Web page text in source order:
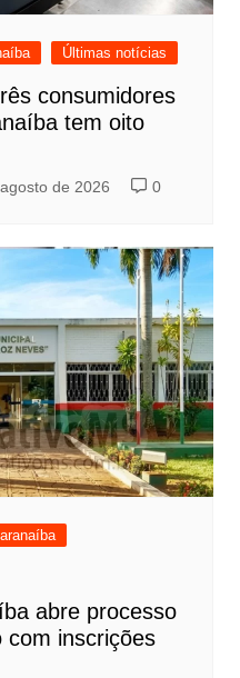
Últimas notícias
consumidores
tem oito
de 2026 0
abre processo
com inscrições